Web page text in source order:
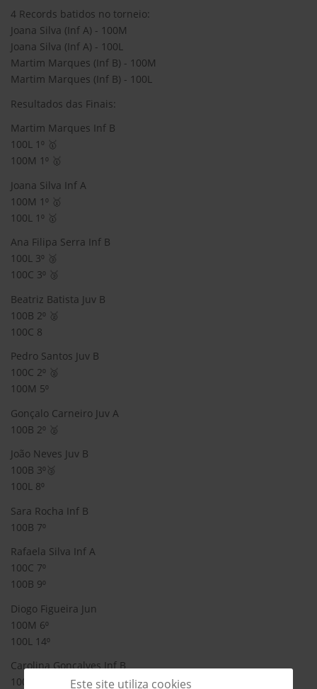
4 Records batidos no torneio:
Joana Silva (Inf A) - 100M
Joana Silva (Inf A) - 100L
Martim Marques (Inf B) - 100M
Martim Marques (Inf B) - 100L
Resultados das Finais:
Martim Marques Inf B
100L 1⁰ 🥇
100M 1⁰ 🥇
Joana Silva Inf A
100M 1⁰ 🥇
100L 1⁰ 🥇
Ana Filipa Serra Inf B
100L 3⁰ 🥉
100C 3⁰ 🥉
Beatriz Batista Juv B
100B 2⁰ 🥈
100C 8
Pedro Santos Juv B
100C 2⁰ 🥈
100M 5⁰
Gonçalo Carneiro Juv A
100B 2⁰ 🥈
João Neves Juv B
100B 3⁰🥉
100L 8⁰
Sara Rocha Inf B
100B 7⁰
Rafaela Silva Inf A
100C 7⁰
100B 9⁰
Diogo Figueira Jun
100M 6⁰
100L 14⁰
Carolina Gonçalves Inf B
100M 5⁰
Este site utiliza cookies